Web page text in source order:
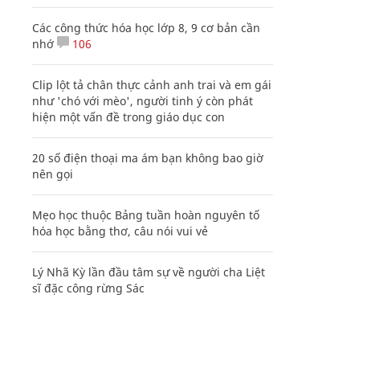
Các công thức hóa học lớp 8, 9 cơ bản cần
nhớ
106
Clip lột tả chân thực cảnh anh trai và em gái
như 'chó với mèo', người tinh ý còn phát
hiện một vấn đề trong giáo dục con
20 số điện thoại ma ám bạn không bao giờ
nên gọi
Mẹo học thuộc Bảng tuần hoàn nguyên tố
hóa học bằng thơ, câu nói vui vẻ
Lý Nhã Kỳ lần đầu tâm sự về người cha Liệt
sĩ đặc công rừng Sác